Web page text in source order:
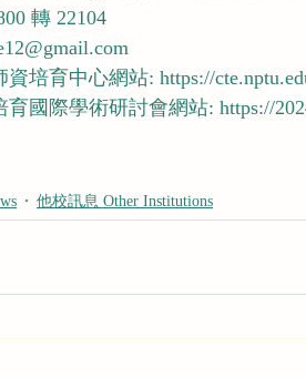
轉 22104
資培育中心網站: https://
育國際學術研討會網站: https://
他校訊息 Other Institutions